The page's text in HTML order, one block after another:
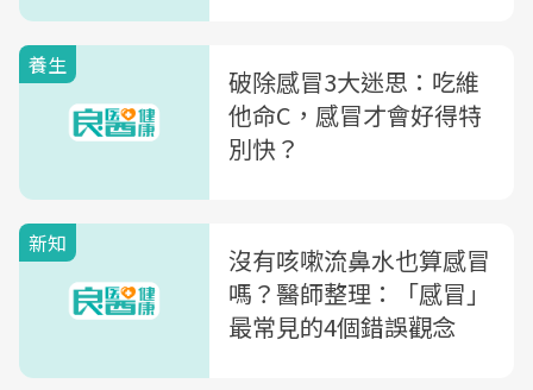
養生
破除感冒3大迷思：吃維
他命C，感冒才會好得特
別快？
新知
沒有咳嗽流鼻水也算感冒
嗎？醫師整理：「感冒」
最常見的4個錯誤觀念